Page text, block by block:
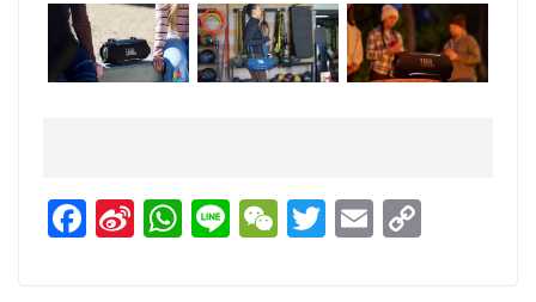
F Si W Li W T E